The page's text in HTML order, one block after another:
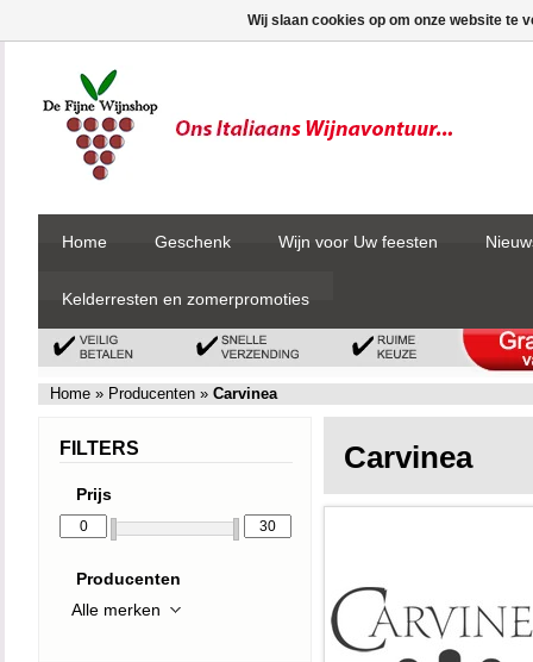
Home Geschenk Wijn voor Uw feesten
Kelderresten en zomerpromoties
Home » Producenten » Carvinea
Carvinea
FILTERS
Prijs
Producenten
Wij slaan cookies op om onze website te